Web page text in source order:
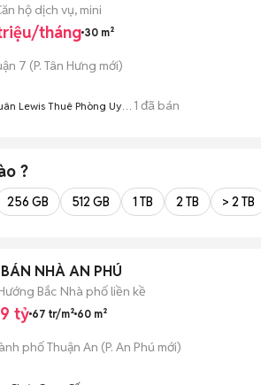
hộ dịch vụ, mini
tháng 30 m²
7 (P. Tân Hưng mới)
Lewis Thuê Phòng Uy
1 đã bán
?
256 GB 512 GB 1 TB 2 TB > 2 TB
NHÀ AN PHÚ
Bắc Nhà phố liền kề
tỷ 67 tr/m² 60 m²
phố Thuận An (P. An Phú mới)